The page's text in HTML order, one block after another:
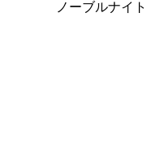
ノーブルナイト